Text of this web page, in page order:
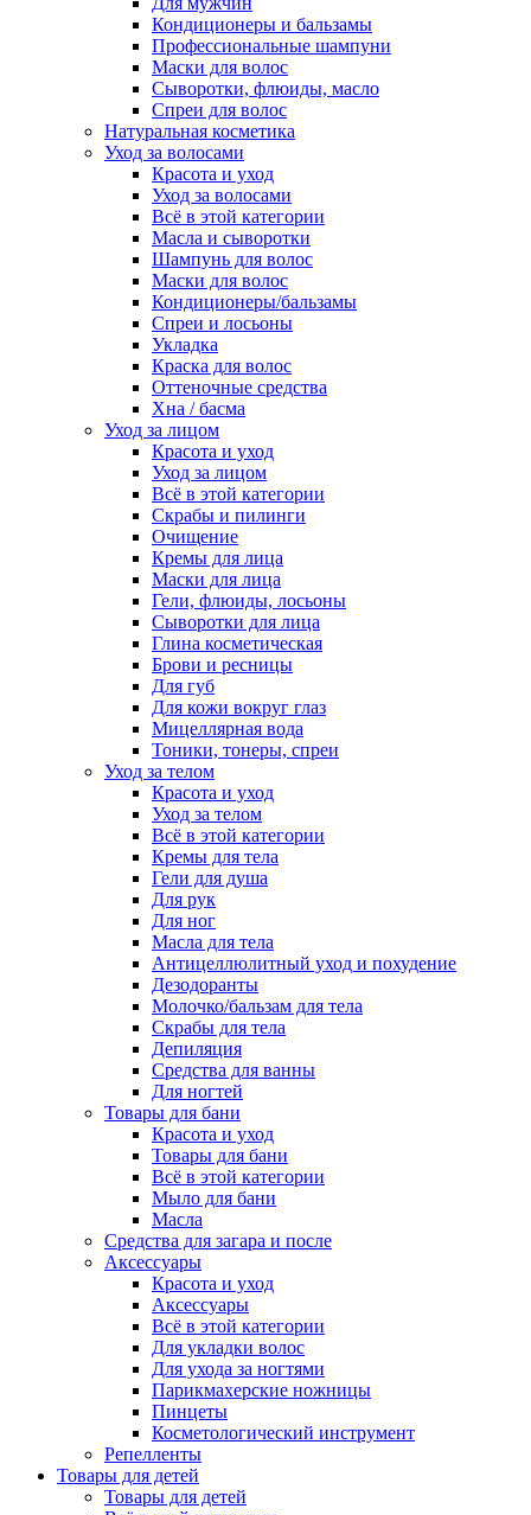
Кондиционеры и бальзамы
Профессиональные шампуни
Маски для волос
Сыворотки, флюиды, масло
Спреи для волос
Натуральная косметика
Уход за волосами
Красота и уход
Уход за волосами
Всё в этой категории
Масла и сыворотки
Шампунь для волос
Маски для волос
Кондиционеры/бальзамы
Спреи и лосьоны
Укладка
Краска для волос
Оттеночные средства
Хна / басма
Уход за лицом
Красота и уход
Уход за лицом
Всё в этой категории
Скрабы и пилинги
Очищение
Кремы для лица
Маски для лица
Гели, флюиды, лосьоны
Сыворотки для лица
Глина косметическая
Брови и ресницы
Для губ
Для кожи вокруг глаз
Мицеллярная вода
Тоники, тонеры, спреи
Уход за телом
Красота и уход
Уход за телом
Всё в этой категории
Кремы для тела
Гели для душа
Для рук
Для ног
Масла для тела
Антицеллюлитный уход и похудение
Дезодоранты
Молочко/бальзам для тела
Скрабы для тела
Депиляция
Средства для ванны
Для ногтей
Товары для бани
Красота и уход
Товары для бани
Всё в этой категории
Мыло для бани
Масла
Средства для загара и после
Аксессуары
Красота и уход
Аксессуары
Всё в этой категории
Для укладки волос
Для ухода за ногтями
Парикмахерские ножницы
Пинцеты
Косметологический инструмент
Репелленты
Товары для детей
Товары для детей